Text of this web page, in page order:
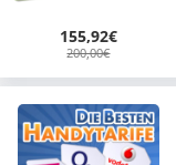
155,92€
200,00€